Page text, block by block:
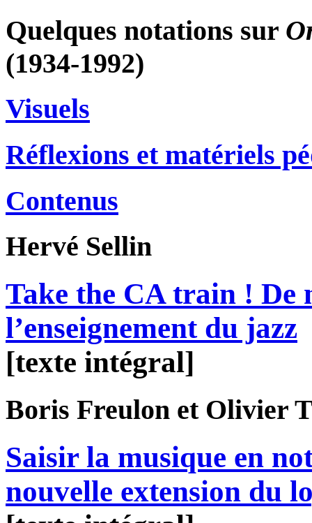
Quelques notations sur
(1934-1992)
Visuels
Réflexions et matériels
Contenus
Hervé Sellin
Take the CA train ! De
l’enseignement du jazz
[texte intégral]
Boris Freulon et Olivier
Saisir la musique en
nouvelle extension du